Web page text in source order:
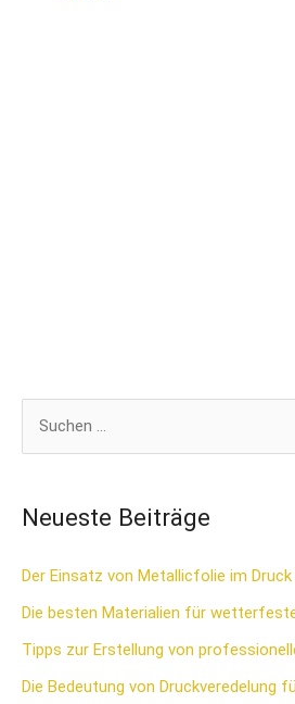
h
a
c
Neueste Beiträge
Der Einsatz von Metallicfolie im Druck
Die besten Materialien für
Tipps zur Erstellung von
Die Bedeutung von Druckveredelung